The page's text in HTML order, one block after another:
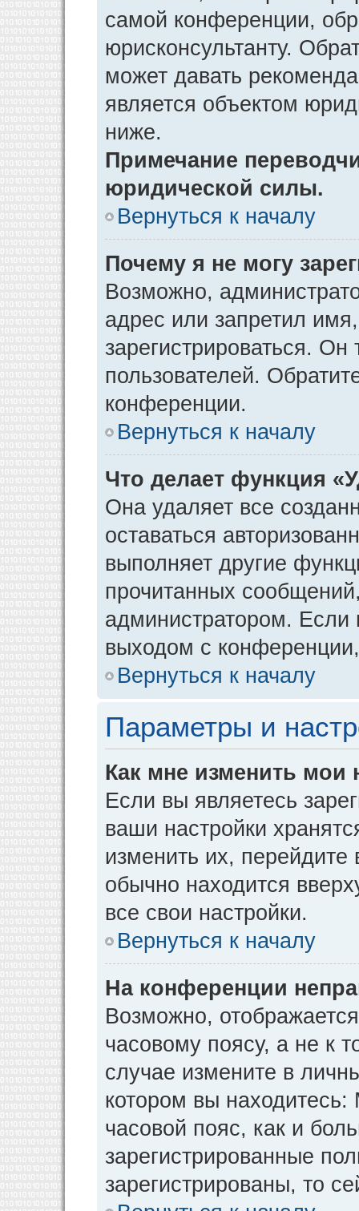
самой конференции,
юрисконсультанту.
может давать
является объектом
ниже.
Примечание
юридической силы.
Вернуться к началу
Почему я не могу
Возможно,
адрес или запретил
зарегистрироваться.
пользователей.
конференции.
Вернуться к началу
Что делает функция
Она удаляет все
оставаться
выполняет другие
прочитанных
администратором. Если
выходом с
Вернуться к началу
Параметры и
Как мне изменить мои
Если вы являетесь
ваши настройки
изменить их, перейдите
обычно находится
все свои настройки.
Вернуться к началу
На конференции
Возможно,
часовому поясу, а не к
случае измените в
котором вы находитесь:
часовой пояс, как и
зарегистрированные
зарегистрированы, то